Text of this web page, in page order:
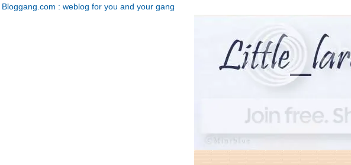
Bloggang.com : weblog for you and your gang